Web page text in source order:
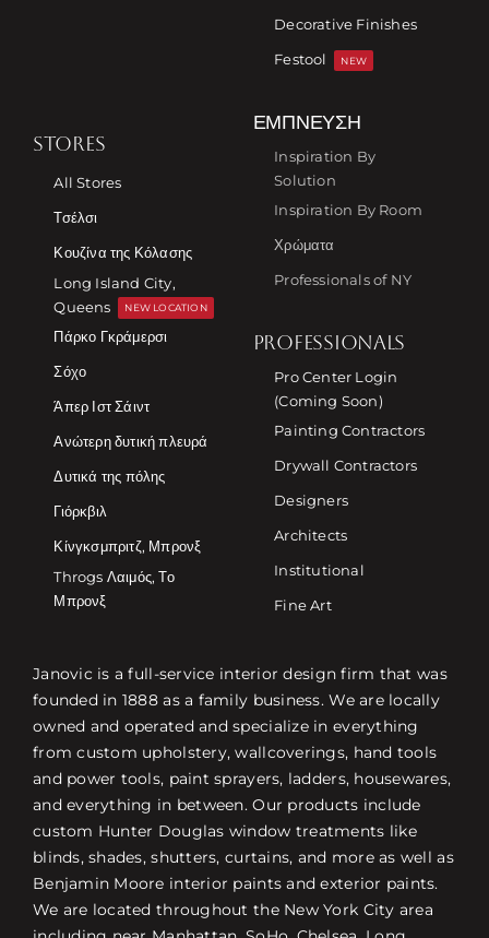
Decorative Finishes
Festool
NEW
STORES
All Stores
Τσέλσι
Κουζίνα της Κόλασης
Long Island City,
Queens
NEW LOCATION
Πάρκο Γκράμερσι
Σόχο
Άπερ Ιστ Σάιντ
Ανώτερη δυτική πλευρά
Δυτικά της πόλης
Γιόρκβιλ
Κίνγκσμπριτζ, Μπρονξ
Throgs Λαιμός, Το
Μπρονξ
ΈΜΠΝΕΥΣΗ
Inspiration By
Solution
Inspiration By Room
Χρώματα
Professionals of NY
PROFESSIONALS
Pro Center Login
(Coming Soon)
Painting Contractors
Drywall Contractors
Designers
Architects
Institutional
Fine Art
Janovic is a full-service interior design firm that was
founded in 1888 as a family business. We are locally
owned and operated and specialize in everything
from custom upholstery, wallcoverings, hand tools
and power tools, paint sprayers, ladders, housewares,
and everything in between. Our products include
custom Hunter Douglas window treatments like
blinds, shades, shutters, curtains, and more as well as
Benjamin Moore interior paints and exterior paints.
We are located throughout the New York City area